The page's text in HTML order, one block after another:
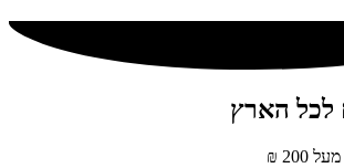
לכל הארץ
200 ₪